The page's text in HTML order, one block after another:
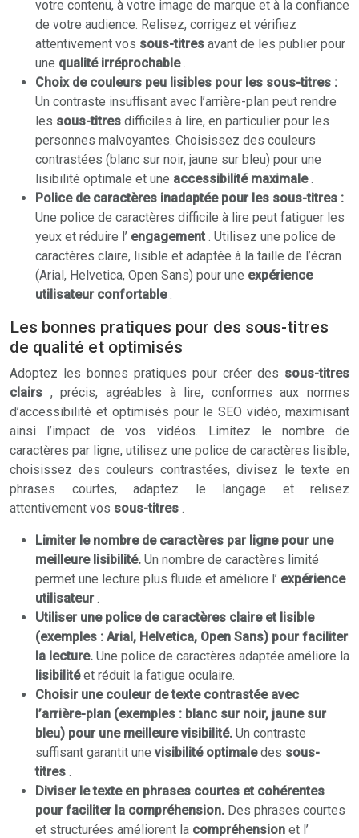
votre contenu, à votre image de marque et à la confiance
de votre audience. Relisez, corrigez et vérifiez
attentivement vos sous-titres avant de les publier pour
une qualité irréprochable.
Choix de couleurs peu lisibles pour les sous-titres :
Un contraste insuffisant avec l’arrière-plan peut rendre
les sous-titres difficiles à lire, en particulier pour les
personnes malvoyantes. Choisissez des couleurs
contrastées (blanc sur noir, jaune sur bleu) pour une
lisibilité optimale et une accessibilité maximale.
Police de caractères inadaptée pour les sous-titres :
Une police de caractères difficile à lire peut fatiguer les
yeux et réduire l’ engagement . Utilisez une police de
caractères claire, lisible et adaptée à la taille de l’écran
(Arial, Helvetica, Open Sans) pour une expérience
utilisateur confortable.
Les bonnes pratiques pour des sous-titres
de qualité et optimisés
Adoptez les bonnes pratiques pour créer des sous-titres
clairs , précis, agréables à lire, conformes aux normes
d’accessibilité et optimisés pour le SEO vidéo, maximisant
ainsi l’impact de vos vidéos. Limitez le nombre de
caractères par ligne, utilisez une police de caractères lisible,
choisissez des couleurs contrastées, divisez le texte en
phrases courtes, adaptez le langage et relisez
attentivement vos sous-titres .
Limiter le nombre de caractères par ligne pour une
meilleure lisibilité. Un nombre de caractères limité
permet une lecture plus fluide et améliore l’ expérience
utilisateur.
Utiliser une police de caractères claire et lisible
(exemples : Arial, Helvetica, Open Sans) pour faciliter
la lecture. Une police de caractères adaptée améliore la
lisibilitéet réduit la fatigue oculaire.
Choisir une couleur de texte contrastée avec
l’arrière-plan (exemples : blanc sur noir, jaune sur
bleu) pour une meilleure visibilité. Un contraste
suffisant garantit une visibilité optimaledes sous-
titres .
Diviser le texte en phrases courtes et cohérentes
pour faciliter la compréhension. Des phrases courtes
et structurées améliorent la compréhension et l’